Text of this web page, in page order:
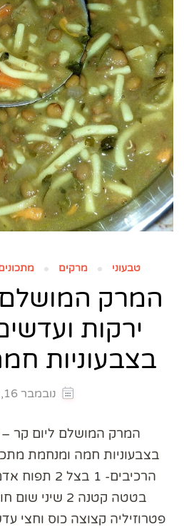
טבעוני מרקים
המרק המושלם
ירקות
בצבעוניות
נובמבר 16, 2024
המרק המושלם ליום קר –
בצבעוניות חמה ומנחמת
בטטה קטנה 2
פטרוזיליה קצוצה כוס וחצי